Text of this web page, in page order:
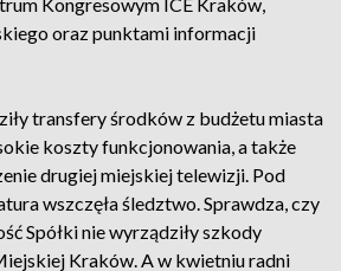
oraz punktami informacji
transfery środków z budżetu miasta
koszty funkcjonowania, a także
drugiej miejskiej telewizji. Pod
wszczęła śledztwo. Sprawdza, czy
Spółki nie wyrządziły szkody
Kraków. A w kwietniu radni